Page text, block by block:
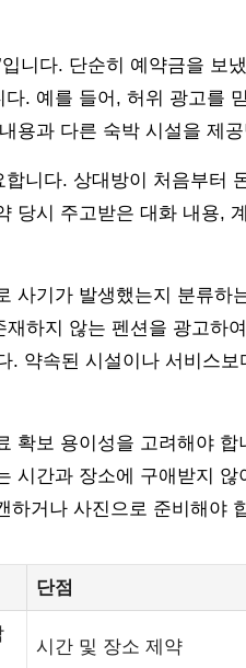
니다. 단순히 예약금을 보
. 예를 들어, 허위 광고를
용과 다른 숙박 시설을 제
니다. 상대방이 처음부터
당시 주고받은 대화 내용,
사기가 발생했는지 분류하
재하지 않는 펜션을 광고하
. 약속된 시설이나 서비스
확보 용이성을 고려해야
시간과 장소에 구애받지
하거나 사진으로 준비해야
단점
시간 및 장소 제약